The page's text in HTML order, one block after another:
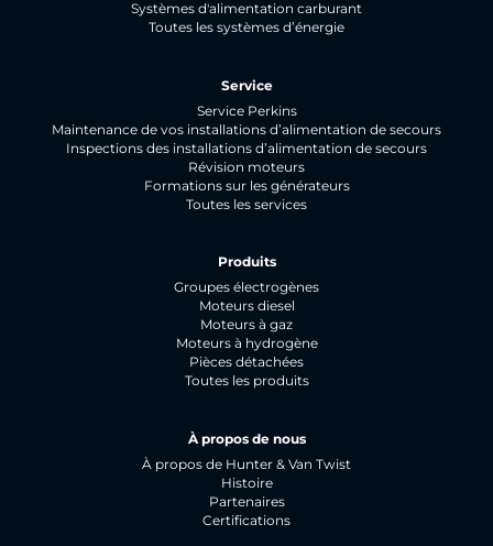
Systèmes d'alimentation carburant
Toutes les systèmes d’énergie
Service
Service Perkins
Maintenance de vos installations d’alimentation de secours
Inspections des installations d’alimentation de secours
Révision moteurs
Formations sur les générateurs
Toutes les services
Produits
Groupes électrogènes
Moteurs diesel
Moteurs à gaz
Moteurs à hydrogène
Pièces détachées
Toutes les produits
À propos de nous
À propos de Hunter & Van Twist
Histoire
Partenaires
Certifications